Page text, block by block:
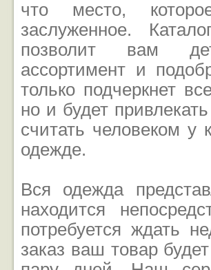
что место,
заслуженное.
позволит вам
ассортимент и
только подчеркнет
но и будет
считать человеком у
одежде.
Вся одежда
находится
потребуется ждать
заказ ваш товар